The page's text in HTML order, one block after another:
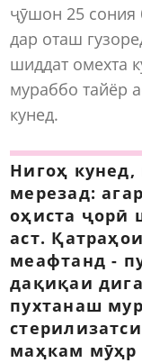
ҷӯшон 25 сония
дар оташ
шиддат омехта
мураббо тайёр
кунед.
Нигоҳ кунед,
мерезад:
оҳиста ҷорӣ
аст.
меафтанд -
дақиқаи
пухтанаш
маҳкам мӯҳр